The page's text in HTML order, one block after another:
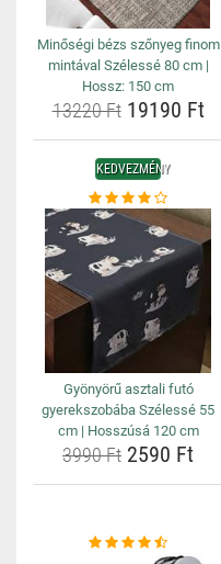
Minőségi bézs szőnyeg finom
mintával Szélessé 80 cm |
Hossz: 150 cm
13220 Ft19190 Ft
KEDVEZMÉNY
Gyönyörű asztali futó
gyerekszobába Szélessé 55
cm | Hosszúsá 120 cm
3990 Ft 2590 Ft